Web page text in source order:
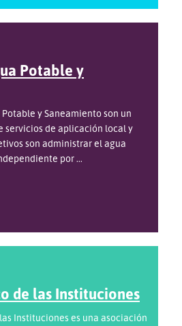
Potable y
y Saneamiento son un
servicios de aplicación local y
son administrar el agua
por ...
de las Instituciones
Instituciones es una asociación